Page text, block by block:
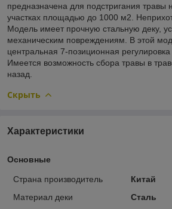
предназначена для подстригания травы
участках площадью до 1000 м2.
Модель имеет прочную стальную деку,
механическим повреждениям. В этой
центральная 7-позиционная
Имеется возможность сбора травы в
назад.
Скрыть
Характеристики
Основные
Страна производитель
Китай
Материал деки
Сталь